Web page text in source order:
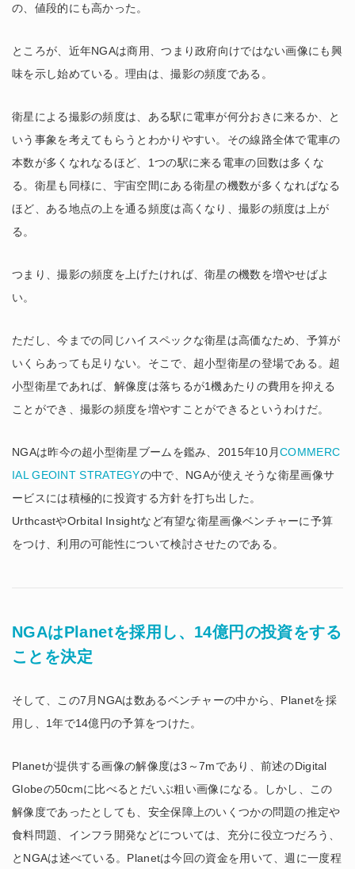
の、値段的にも高かった。
ところが、近年NGAは商用、つまり政府向けではない画像にも興
味を示し始めている。理由は、撮影の頻度である。
衛星による撮影の頻度は、ある駅に電車が何分おきに来るか、と
いう事象を考えてもらうとわかりやすい。その線路全体で電車の
本数が多くなれなるほど、1つの駅に来る電車の回数は多くな
る。衛星も同様に、宇宙空間にある衛星の機数が多くなればなる
ほど、ある地点の上を通る頻度は高くなり、撮影の頻度は上が
る。
つまり、撮影の頻度を上げたければ、衛星の機数を増やせばよ
い。
ただし、今までの同じハイスペックな衛星は高価なため、予算が
いくらあっても足りない。そこで、超小型衛星の登場である。超
小型衛星であれば、解像度は落ちるが1機あたりの費用を抑える
ことができ、撮影の頻度を増やすことができるというわけだ。
NGAは昨今の超小型衛星ブームを鑑み、2015年10月COMMERC
IAL GEOINT STRATEGYの中で、NGAが使えそうな衛星画像サ
ービスには積極的に投資する方針を打ち出した。
UrthcastやOrbital Insightなど有望な衛星画像ベンチャーに予算
をつけ、利用の可能性について検討させたのである。
NGAはPlanetを採用し、14億円の投資をする
ことを決定
そして、この7月NGAは数あるベンチャーの中から、Planetを採
用し、1年で14億円の予算をつけた。
Planetが提供する画像の解像度は3～7mであり、前述のDigital
Globeの50cmに比べるとだいぶ粗い画像になる。しかし、この
解像度であったとしても、安全保障上のいくつかの問題の推定や
食料問題、インフラ開発などについては、充分に役立つだろう、
とNGAは述べている。Planetは今回の資金を用いて、週に一度程